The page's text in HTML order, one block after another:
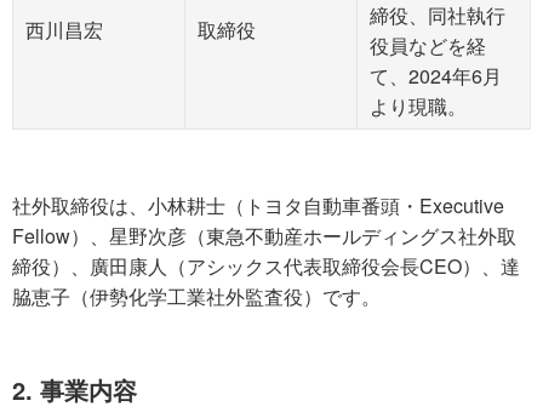
西川昌宏 取締役
締役、同社執行
役員などを経
て、2024年6月
より現職。
社外取締役は、小林耕士（トヨタ自動車番頭・Executive
Fellow）、星野次彦（東急不動産ホールディングス社外取
締役）、廣田康人（アシックス代表取締役会長CEO）、達
脇恵子（伊勢化学工業社外監査役）です。
2. 事業内容